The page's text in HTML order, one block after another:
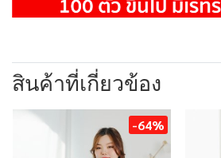
สินค้าที่เกี่ยวข้อง
-64%